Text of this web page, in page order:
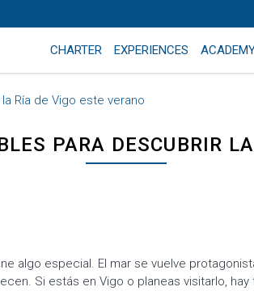
CHARTER EXPERIENCES
Ría de Vigo este verano
PARA DESCUBRIR
algo especial. El mar se vuelve
Si estás en Vigo o planeas visitarlo, hay